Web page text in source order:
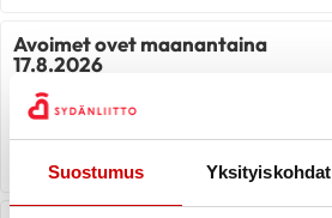
Suostumus Yksityiskohdat
Avoimet ovet maanantaina
17.8.2026
LUE UUTINEN